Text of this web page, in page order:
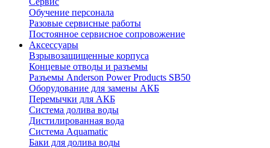
Обучение персонала
Разовые сервисные работы
Постоянное сервисное сопровожение
Аксессуары
Взрывозащищенные корпуса
Концевые отводы и разъемы
Разъемы Anderson Power Products SB50
Оборудование для замены АКБ
Перемычки для АКБ
Система долива воды
Дистилированная вода
Система Aquamatic
Баки для долива воды